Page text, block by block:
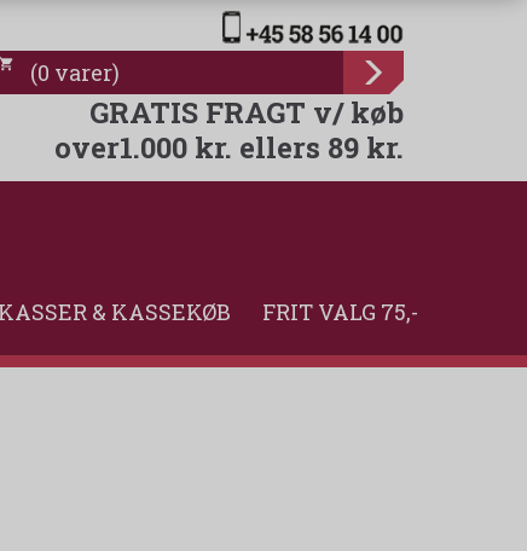
(0 varer)
GRATIS FRAGT v/ køb
over1.000 kr. ellers 89 kr.
& KASSEKØB FRIT VALG 75,-